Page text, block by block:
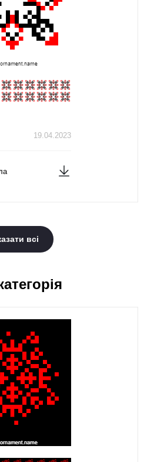
19.04.2023
всі